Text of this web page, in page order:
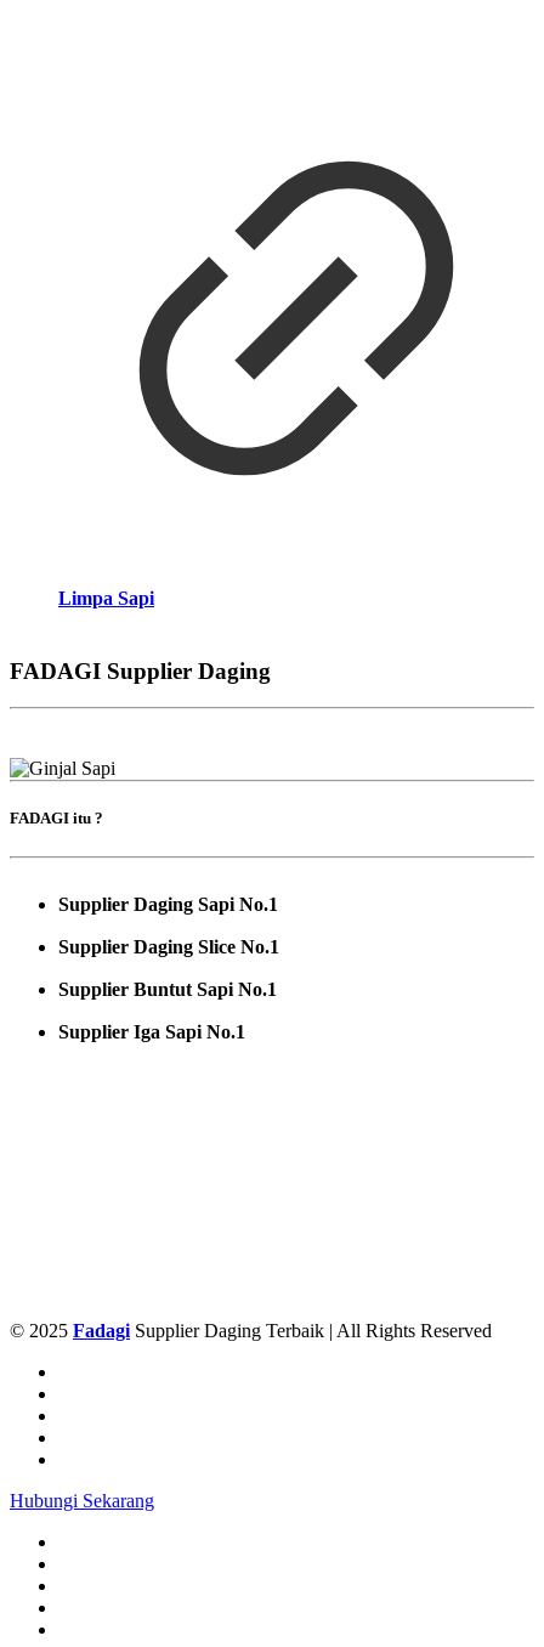
Limpa Sapi
FADAGI Supplier Daging
FADAGI itu ?
Supplier Daging Sapi No.1
Supplier Daging Slice No.1
Supplier Buntut Sapi No.1
Supplier Iga Sapi No.1
© 2025 Fadagi Supplier Daging Terbaik | All Rights Reserved
Hubungi Sekarang